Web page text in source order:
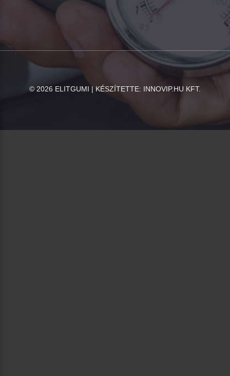
© 2026 ELITGUMI | KÉSZÍTETTE: INNOVIP.HU KFT.